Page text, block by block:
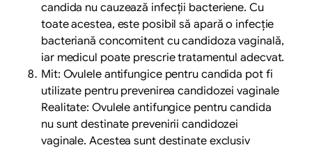
candida nu cauzează infecții bacteriene. Cu
toate acestea, este posibil să apară o infecție
bacteriană concomitent cu candidoza vaginală,
iar medicul poate prescrie tratamentul adecvat.
Mit: Ovulele antifungice pentru candida pot fi
utilizate pentru prevenirea candidozei vaginale
Realitate: Ovulele antifungice pentru candida
nu sunt destinate prevenirii candidozei
vaginale. Acestea sunt destinate exclusiv